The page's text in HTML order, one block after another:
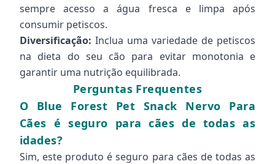
sempre acesso a água fresca e limpa após
consumir petiscos.
Diversificação: Inclua uma variedade de petiscos
na dieta do seu cão para evitar monotonia e
garantir uma nutrição equilibrada.
Perguntas Frequentes
O Blue Forest Pet Snack Nervo Para
Cães é seguro para cães de todas as
idades?
Sim, este produto é seguro para cães de todas as